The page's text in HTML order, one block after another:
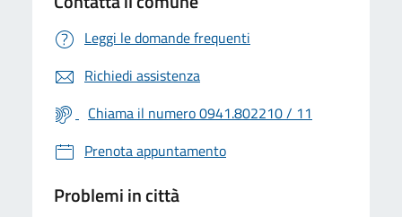
Leggi le domande frequenti
Richiedi assistenza
Chiama il numero 0941.802210 / 11
Prenota appuntamento
Problemi in città